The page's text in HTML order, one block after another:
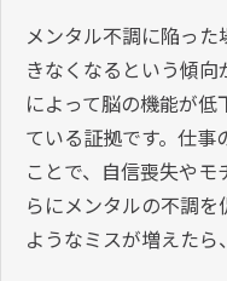
メンタル不調に陥っ
きなくなるという傾
によって脳の機能が
ている証拠です。仕事
ことで、自信喪失や
らにメンタルの不調
ようなミスが増えたら